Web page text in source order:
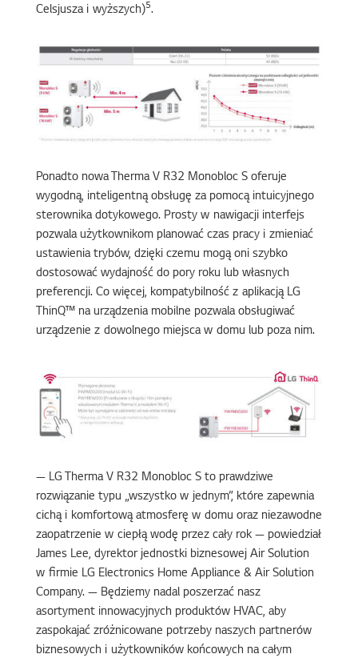
Celsjusza i wyższych)5.
Ponadto nowa Therma V R32 Monobloc S oferuje
wygodną, inteligentną obsługę za pomocą intuicyjnego
sterownika dotykowego. Prosty w nawigacji interfejs
pozwala użytkownikom planować czas pracy i zmieniać
ustawienia trybów, dzięki czemu mogą oni szybko
dostosować wydajność do pory roku lub własnych
preferencji. Co więcej, kompatybilność z aplikacją LG
ThinQ™ na urządzenia mobilne pozwala obsługiwać
urządzenie z dowolnego miejsca w domu lub poza nim.
— LG Therma V R32 Monobloc S to prawdziwe
rozwiązanie typu „wszystko w jednym”, które zapewnia
cichą i komfortową atmosferę w domu oraz niezawodne
zaopatrzenie w ciepłą wodę przez cały rok — powiedział
James Lee, dyrektor jednostki biznesowej Air Solution
w firmie LG Electronics Home Appliance & Air Solution
Company. — Będziemy nadal poszerzać nasz
asortyment innowacyjnych produktów HVAC, aby
zaspokajać zróżnicowane potrzeby naszych partnerów
biznesowych i użytkowników końcowych na całym